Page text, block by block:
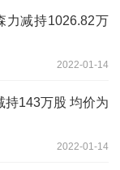
力减持1026.82万
2022-01-14
持143万股 均价为
2022-01-14